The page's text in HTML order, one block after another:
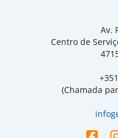
Av.
Centro de
(Chamada